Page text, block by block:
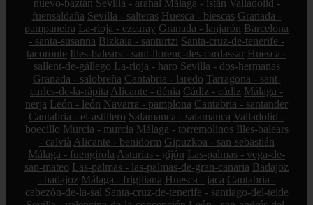
nuevo-baztán Sevilla - arahal Málaga - istán Valladolid -
fuensaldaña Sevilla - salteras Huesca - biescas Granada -
pampaneira La-rioja - ezcaray Granada - lanjarón Barcelona
- santa-susanna Bizkaia - santurtzi Santa-cruz-de-tenerife -
tacoronte Illes-balears - sant-llorenç-des-cardassar Huesca -
sallent-de-gállego La-rioja - haro Sevilla - dos-hermanas
Granada - salobreña Cantabria - laredo Tarragona - sant-
carles-de-la-ràpita Alicante - dénia Cádiz - cádiz Málaga -
nerja León - león Navarra - pamplona Cantabria - santander
Cantabria - el-astillero Salamanca - salamanca Valladolid -
boecillo Murcia - murcia Málaga - torremolinos Illes-balears
- calvià Alicante - benidorm Gipuzkoa - san-sebastián
Málaga - fuengirola Asturias - gijón Las-palmas - vega-de-
san-mateo Las-palmas - las-palmas-de-gran-canaria Badajoz
- badajoz Málaga - frigiliana Huesca - jaca Cantabria -
cabezón-de-la-sal Santa-cruz-de-tenerife - santiago-del-teide